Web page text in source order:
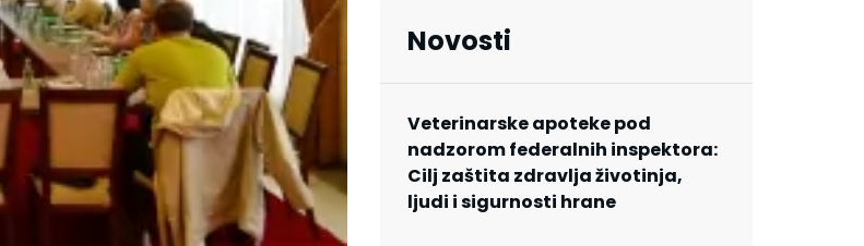
Novosti
Veterinarske apoteke pod
nadzorom federalnih inspektora:
Cilj zaštita zdravlja životinja,
ljudi i sigurnosti hrane